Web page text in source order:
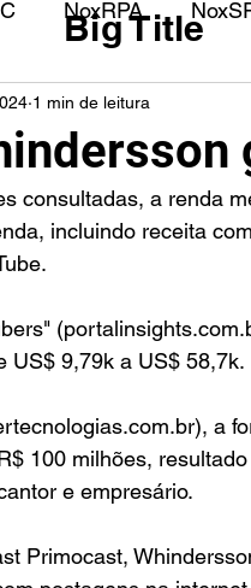
NoxRPA
1 min de leitura
consultadas, a renda
incluindo receita
US$ 9,79k a US$ 58,7k.
a
100 milhões,
e empresário.
Primocast,
Big Title